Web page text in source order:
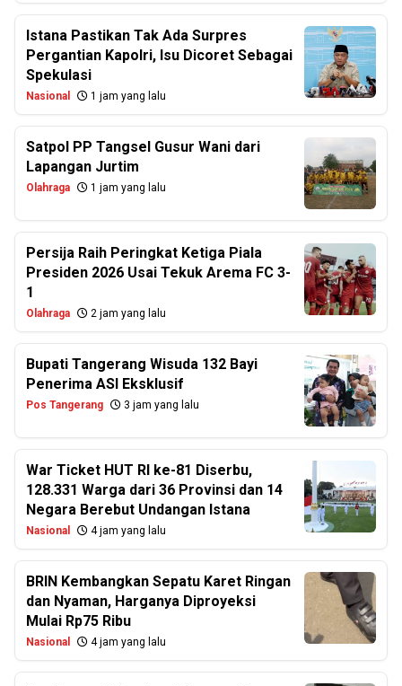
Istana Pastikan Tak Ada Surpres
Pergantian Kapolri, Isu Dicoret Sebagai
Spekulasi
Nasional 1 jam yang lalu
Satpol PP Tangsel Gusur Wani dari
Lapangan Jurtim
Olahraga 1 jam yang lalu
Persija Raih Peringkat Ketiga Piala
Presiden 2026 Usai Tekuk Arema FC 3-
1
Olahraga 2 jam yang lalu
Bupati Tangerang Wisuda 132 Bayi
Penerima ASI Eksklusif
Pos Tangerang 3 jam yang lalu
War Ticket HUT RI ke-81 Diserbu,
128.331 Warga dari 36 Provinsi dan 14
Negara Berebut Undangan Istana
Nasional 4 jam yang lalu
BRIN Kembangkan Sepatu Karet Ringan
dan Nyaman, Harganya Diproyeksi
Mulai Rp75 Ribu
Nasional 4 jam yang lalu